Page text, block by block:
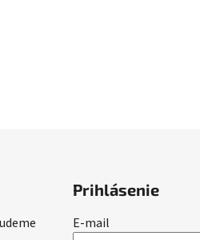
Prihlásenie
E-mail